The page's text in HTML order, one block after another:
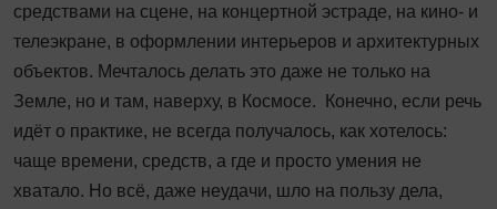
средствами на сцене, на концертной эстраде, на кино- и
телеэкране, в оформлении интерьеров и архитектурных
объектов. Мечталось делать это даже не только на
Земле, но и там, наверху, в Космосе. Конечно, если речь
идёт о практике, не всегда получалось, как хотелось:
чаще времени, средств, а где и просто умения не
хватало. Но всё, даже неудачи, шло на пользу дела,